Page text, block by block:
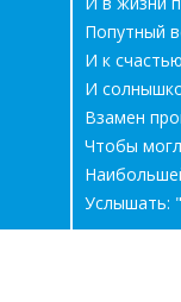
Попутный
И к
И
Взамен
Чтобы
Услышать: